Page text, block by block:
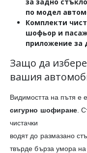
по модел
Комплекти
шофьор и
приложение за
Защо да
вашия
Видимостта на пътя е
сигурно шофиране .
чистачки
водят до размазано
твърде бърза умора